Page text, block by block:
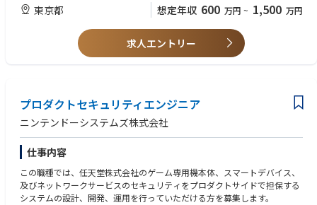
【求める人物像】
• テクノロジーと市場の未来を見通せる方
• 0→1のフェーズを楽しめる方
• 自走力があり、組織を巻き込むリーダーシップを持つ方
東京都 想定年収 600 万円 ~ 1,500 万円
求人エントリー
プロダクトセキュリティエンジニア
ニンテンドーシステムズ株式会社
仕事内容
この職種では、任天堂株式会社のゲーム専用機本体、スマートデバイス、
及びネットワークサービスのセキュリティをプロダクトサイドで担保する
システムの設計、開発、運用を行っていただける方を募集します。